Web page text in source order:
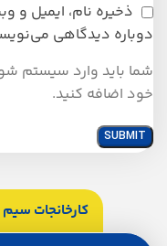
ذخیره نام، ایمیل و
دوباره دیدگاهی
شما باید وارد سیستم
خود اضافه کنید.
کارخانجات